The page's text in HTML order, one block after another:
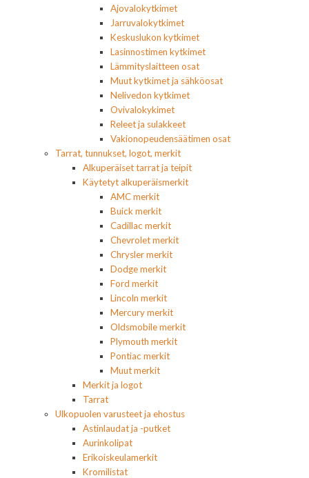
Ajovalokytkimet
Jarruvalokytkimet
Keskuslukon kytkimet
Lasinnostimen kytkimet
Lämmityslaitteen osat
Muut kytkimet ja sähköosat
Nelivedon kytkimet
Ovivalokykimet
Releet ja sulakkeet
Vakionopeudensäätimen osat
Tarrat, tunnukset, logot, merkit
Alkuperäiset tarrat ja teipit
Käytetyt alkuperäismerkit
AMC merkit
Buick merkit
Cadillac merkit
Chevrolet merkit
Chrysler merkit
Dodge merkit
Ford merkit
Lincoln merkit
Mercury merkit
Oldsmobile merkit
Plymouth merkit
Pontiac merkit
Muut merkit
Merkit ja logot
Tarrat
Ulkopuolen varusteet ja ehostus
Astinlaudat ja -putket
Aurinkolipat
Erikoiskeulamerkit
Kromilistat